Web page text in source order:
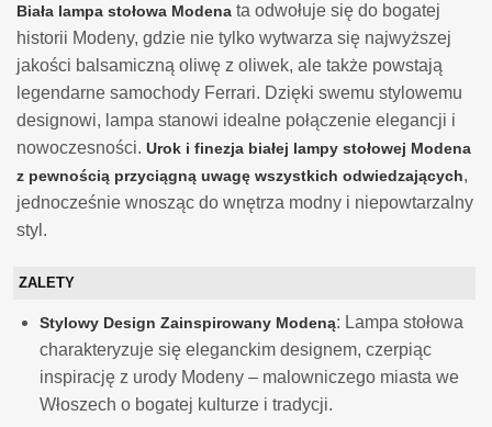
Biała lampa stołowa Modena ta odwołuje się do bogatej
historii Modeny, gdzie nie tylko wytwarza się najwyższej
jakości balsamiczną oliwę z oliwek, ale także powstają
legendarne samochody Ferrari. Dzięki swemu stylowemu
designowi, lampa stanowi idealne połączenie elegancji i
nowoczesności. Urok i finezja białej lampy stołowej Modena
z pewnością przyciągną uwagę wszystkich odwiedzających,
jednocześnie wnosząc do wnętrza modny i niepowtarzalny
styl.
ZALETY
Stylowy Design Zainspirowany Modeną: Lampa stołowa
charakteryzuje się eleganckim designem, czerpiąc
inspirację z urody Modeny – malowniczego miasta we
Włoszech o bogatej kulturze i tradycji.